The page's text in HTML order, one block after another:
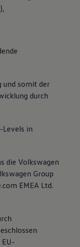
und somit der
durch
Levels in
die Volkswagen
Group
EMEA Ltd.